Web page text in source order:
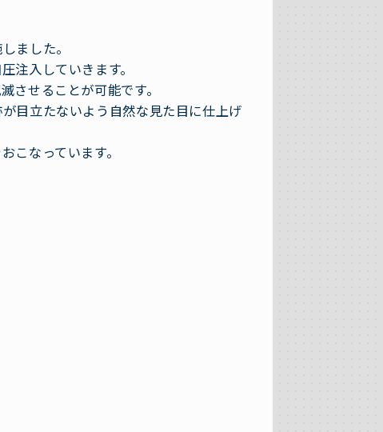
ました。
注入していきます。
させることが可能です。
目立たないよう自然な見た目に仕上げ
こなっています。